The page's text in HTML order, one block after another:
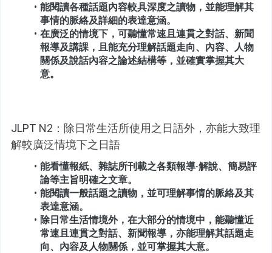
能閱讀各種話題內容較具深度之讀物，並能理解其
事情的脈絡及詳細的表達意涵。
在廣泛的情境下，可聽懂常速且連貫之對話、新聞
報導及講課，且能充分理解話題走向、內容、人物
關係及說話內容之論述結構等，並確實掌握其大
意。
JLPT N2：除日常生活所使用之日語外，亦能大致理
解較廣泛情境下之日語
能看懂報紙、雜誌所刊載之各類報導‧解說、簡易評
論等主旨明確之文章。
能閱讀一般話題之讀物，並可理解事情的脈絡及其
表達意涵。
除日常生活情境外，在大部分的情境中，能聽懂近
常速且連貫之對話、新聞報導，亦能理解其話題走
向、內容及人物關係，並可掌握其大意。